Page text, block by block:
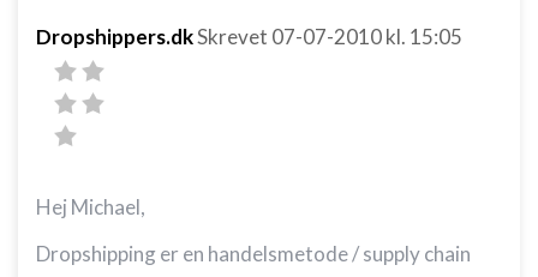
Dropshippers.dkSkrevet 07-07-2010kl. 15:05
Hej Michael,
Dropshipping er en handelsmetode / supply chain